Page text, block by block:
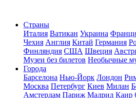
Страны
Италия Ватикан Украина
Чехия Англия Китай Германия
Финляндия США Швеция
Музеи без билетов Необычные
Города
Барселона Нью-Йорк Лондон
Москва Петербург Киев Милан
Амстердам Париж Мадрид Каир